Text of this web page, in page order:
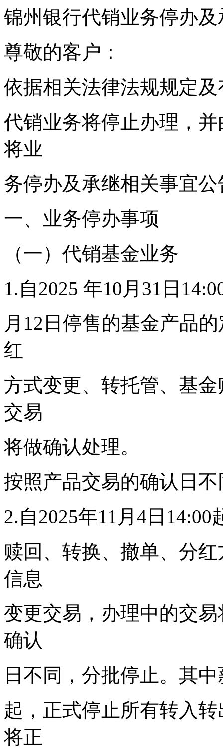
锦州银行代销业务停办
尊敬的客户：
依据相关法律法规规定
代销业务将停止办理，
将业
务停办及承继相关事宜
一、业务停办事项
（一）代销基金业务
1.自2025 年10月31日
月12日停售的基金产品
红
方式变更、转托管、基
交易
将做确认处理。
按照产品交易的确认日
2.自2025年11月4日
赎回、转换、撤单、分
信息
变更交易，办理中的交
确认
日不同，分批停止。其
起，正式停止所有转入
将正